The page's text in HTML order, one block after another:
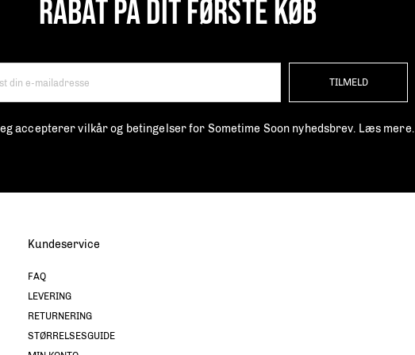
RABAT PÅ DIT FØRSTE KØB
TILMELD
accepterer vilkår og betingelser for Sometime Soon nyhedsbrev. Læs mere.
Kundeservice
FAQ
LEVERING
RETURNERING
STØRRELSESGUIDE